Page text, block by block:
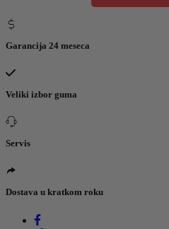
Garancija 24 meseca
Veliki izbor guma
Servis
Dostava u kratkom roku